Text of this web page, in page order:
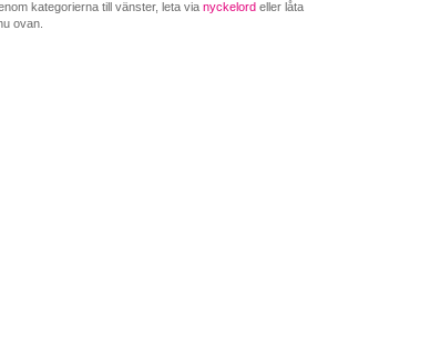
kategorierna till vänster, leta via nyckelord eller låta
ovan.